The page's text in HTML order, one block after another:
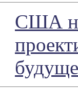
США